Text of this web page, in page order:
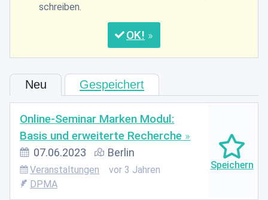
schreiben.
OK
Neu Gespeichert
Online-Seminar Marken Modul:
Basis und erweiterte Recherche
07.06.2023 Berlin
Veranstaltungen
vor 3 Jahren
DPMA